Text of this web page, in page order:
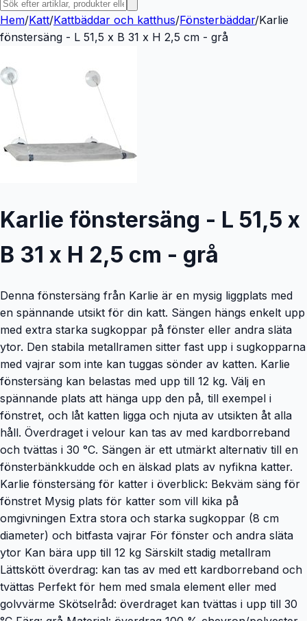
Hem/Katt/Kattbäddar och katthus/Fönsterbäddar/Karlie
fönstersäng - L 51,5 x B 31 x H 2,5 cm - grå
Karlie fönstersäng - L 51,5 x
B 31 x H 2,5 cm - grå
Denna fönstersäng från Karlie är en mysig liggplats med
en spännande utsikt för din katt. Sängen hängs enkelt upp
med extra starka sugkoppar på fönster eller andra släta
ytor. Den stabila metallramen sitter fast upp i sugkopparna
med vajrar som inte kan tuggas sönder av katten. Karlie
fönstersäng kan belastas med upp till 12 kg. Välj en
spännande plats att hänga upp den på, till exempel i
fönstret, och låt katten ligga och njuta av utsikten åt alla
håll. Överdraget i velour kan tas av med kardborreband
och tvättas i 30 °C. Sängen är ett utmärkt alternativ till en
fönsterbänkkudde och en älskad plats av nyfikna katter.
Karlie fönstersäng för katter i överblick: Bekväm säng för
fönstret Mysig plats för katter som vill kika på
omgivningen Extra stora och starka sugkoppar (8 cm
diameter) och bitfasta vajrar För fönster och andra släta
ytor Kan bära upp till 12 kg Särskilt stadig metallram
Lättskött överdrag: kan tas av med ett kardborreband och
tvättas Perfekt för hem med smala element eller med
golvvärme Skötselråd: överdraget kan tvättas i upp till 30